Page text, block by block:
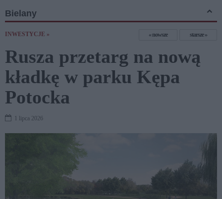
Bielany
INWESTYCJE » nowsze starsze
Rusza przetarg na nową
kładkę w parku Kępa
Potocka
1 lipca 2026